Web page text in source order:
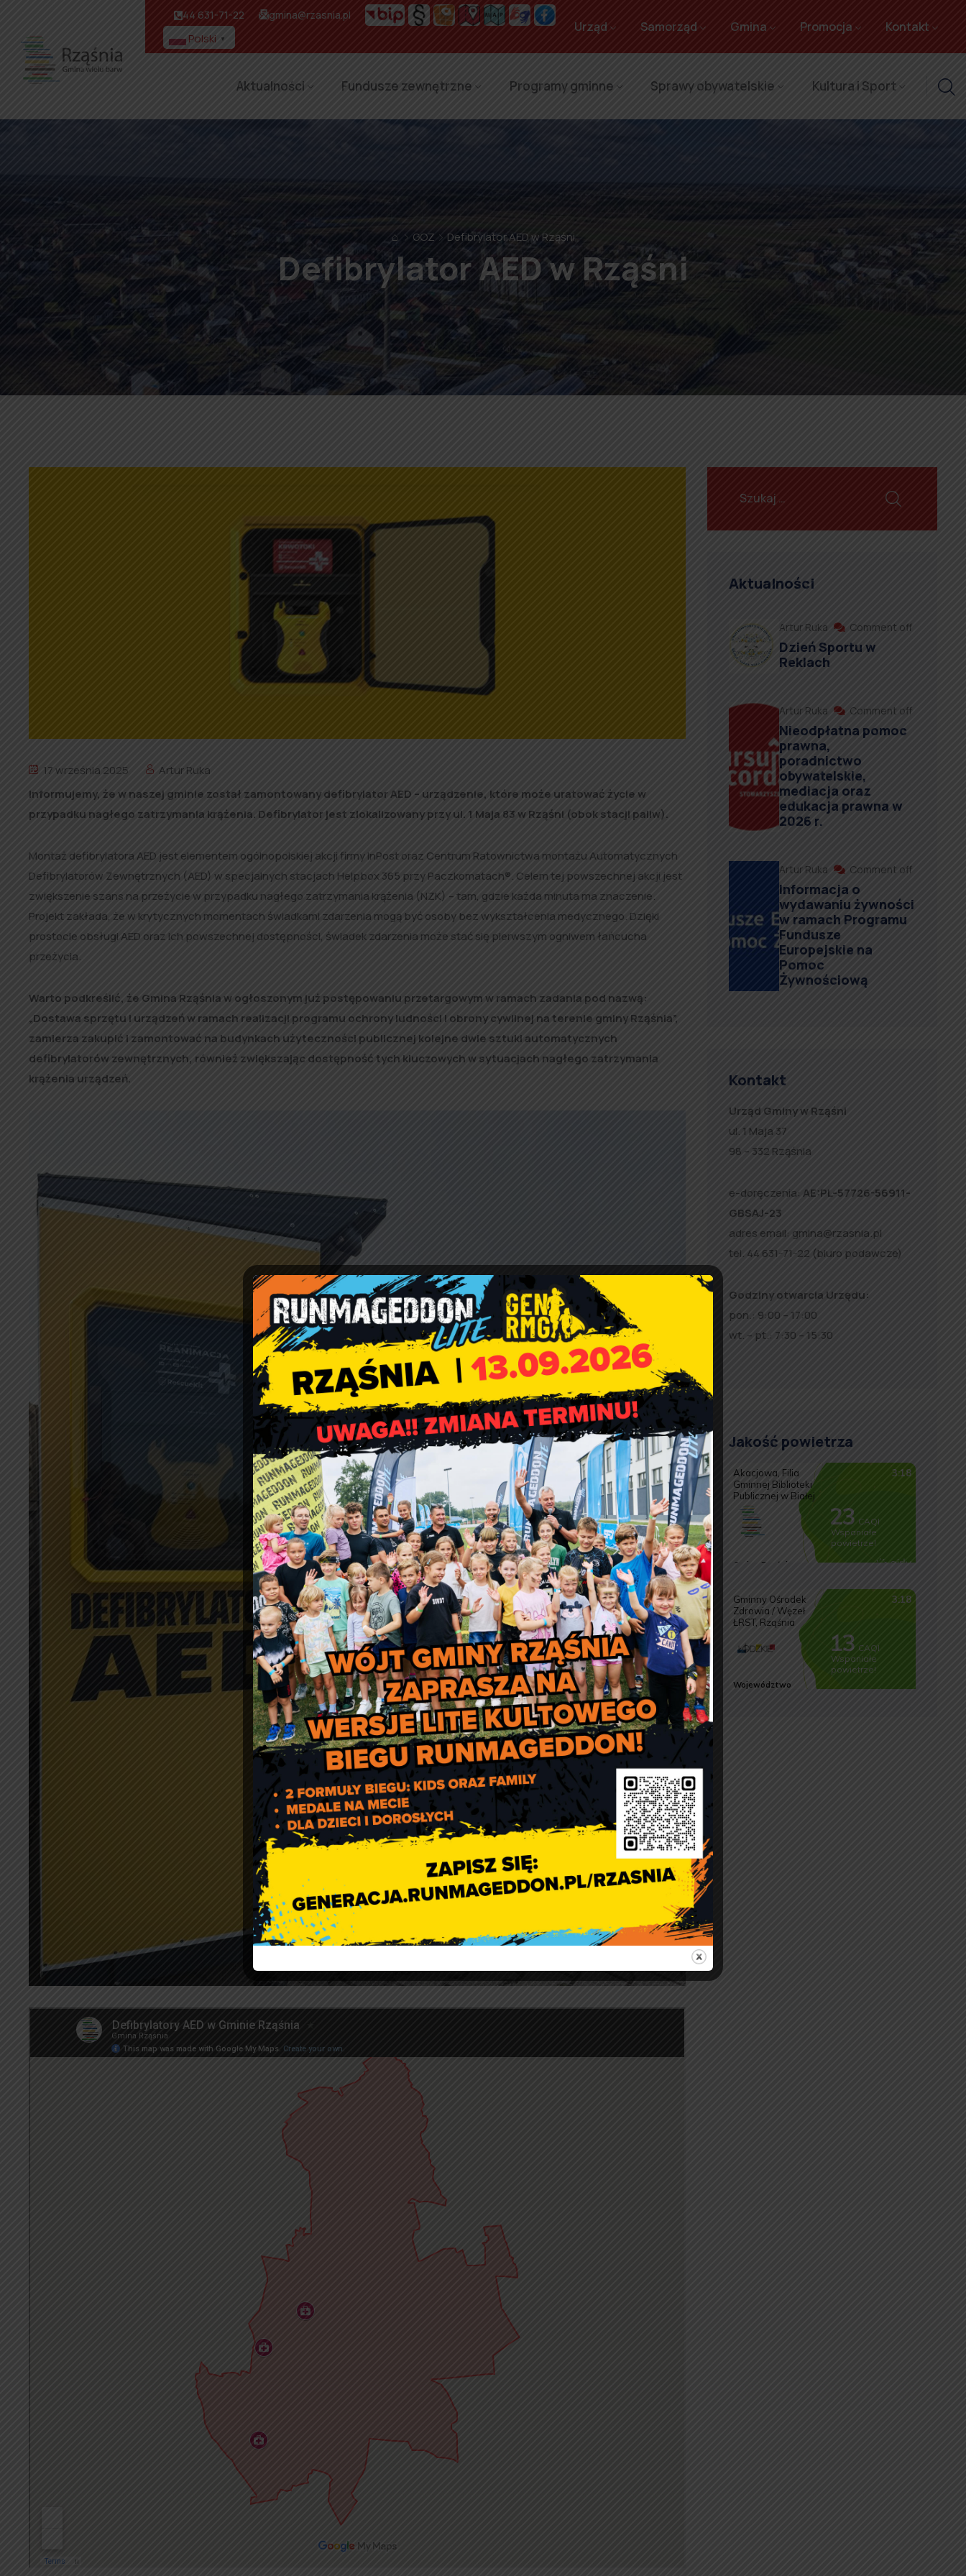
44 631-71-22 gmina@rzasnia.pl
Polski ▼
Urząd Samorząd Gmina Promocja Kontakt
Aktualności Fundusze zewnętrzne Programy gminne Sprawy obywatelskie Kultura i Sport
⌂ GOZ Defibrylator AED w Rząśni
Defibrylator AED w Rząśni
17 września 2025
Artur Ruka
Informujemy, że w naszej gminie został zamontowany defibrylator AED – urządzenie, które może uratować życie w
przypadku nagłego zatrzymania krążenia. Defibrylator jest zlokalizowany przy ul. 1 Maja 83 w Rząśni (obok stacji paliw).
Montaż defibrylatora AED jest elementem ogólnopolskiej akcji firmy InPost oraz Centrum Ratownictwa montażu Automatycznych
Defibrylatorów Zewnętrznych (AED) w specjalnych stacjach Helpbox 365 przy Paczkomatach®. Celem tej powszechnej akcji jest
zwiększenie szans na przeżycie w przypadku nagłego zatrzymania krążenia (NZK) – tam, gdzie każda minuta ma znaczenie.
Projekt zakłada, że w krytycznych momentach świadkami zdarzenia mogą być osoby bez wykształcenia medycznego. Dzięki
prostocie obsługi AED oraz ich powszechnej dostępności, świadek zdarzenia może stać się pierwszym ogniwem łańcucha
przeżycia.
Warto podkreślić, że Gmina Rząśnia w ogłoszonym już postępowaniu przetargowym w ramach zadania pod nazwą:
„Dostawa sprzętu i urządzeń w ramach realizacji programu ochrony ludności i obrony cywilnej na terenie gminy Rząśnia”,
zamierza zakupić i zamontować na budynkach użyteczności publicznej kolejne dwie sztuki automatycznych
defibrylatorów zewnętrznych, również zwiększając dostępność tych kluczowych w sytuacjach nagłego zatrzymania
krążenia urządzeń.
Aktualności
Artur Ruka Comment off
Dzień Sportu w
Reklach
Artur Ruka Comment off
Nieodpłatna pomoc
prawna,
poradnictwo
obywatelskie,
mediacja oraz
edukacja prawna w
2026 r.
Artur Ruka Comment off
Informacja o
wydawaniu żywności
w ramach Programu
Fundusze
Europejskie na
Pomoc
Żywnościową
Kontakt
Urząd Gminy w Rząśni
ul. 1 Maja 37
98 – 332 Rząśnia
e-doręczenia: AE:PL-57726-56911-
GBSAJ-23
adres email: gmina@rzasnia.pl
tel. 44 631-71-22 (biuro podawcze)
Godziny otwarcia Urzędu:
pon.: 9:00 – 17:00
wt. – pt.: 7:30 – 15:30
Jakość powietrza